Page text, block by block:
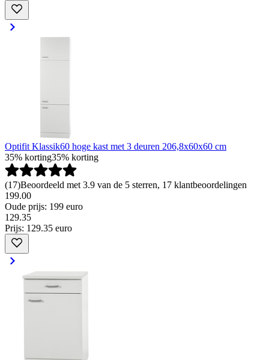
Optifit Klassik60 hoge kast met 3 deuren 206,8x60x60 cm
35% korting35% korting
(17)Beoordeeld met 3.9 van de 5 sterren, 17 klantbeoordelingen
199.00
Oude prijs: 199 euro
129.35
Prijs: 129.35 euro